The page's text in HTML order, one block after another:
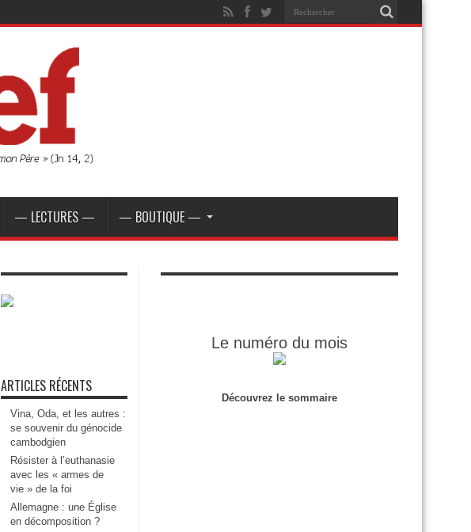
— LECTURES — — BOUTIQUE —
ARTICLES RÉCENTS
Vina, Oda, et les autres :
se souvenir du génocide
cambodgien
Résister à l’euthanasie
avec les « armes de
vie » de la foi
Allemagne : une Église
en décomposition ?
Le numéro du mois
Découvrez le sommaire